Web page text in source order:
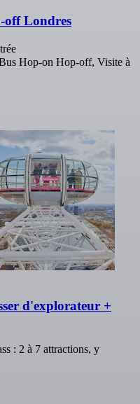
off Londres
Hop-on Hop-off, Visite à
d'explorateur +
: 2 à 7 attractions, y